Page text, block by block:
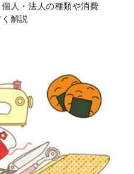
人・法人の種類や消費
解説